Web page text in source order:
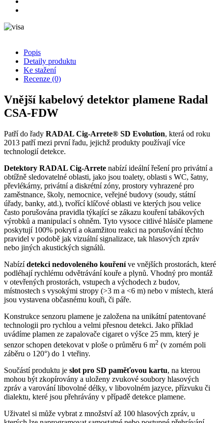
Popis
Detaily produktu
Ke stažení
Recenze (0)
Vnější kabelový detektor plamene Radal
CSA-FDW
Patří do řady RADAL Cig-Arrete® SD Evolution, která od roku
2013 patří mezi první řadu, jejichž produkty používají více
technologií detekce.
Detektory RADAL Cig-Arrete nabízí ideální řešení pro privátní a
obtížně sledovatelné oblasti, jako jsou toalety, oblasti s WC, šatny,
převlékárny, privátní a diskrétní zóny, prostory vyhrazené pro
zaměstnance, školy, nemocnice, veřejné budovy (soudy, státní
úřady, banky, atd.), tvořící klíčové oblasti ve kterých jsou velice
často porušována pravidla týkající se zákazu kouření tabákových
výrobků a manipulací s ohněm. Tyto vysoce citlivé hlásiče plamene
poskytují 100% pokrytí a okamžitou reakci na porušování těchto
pravidel v podobě jak vizuální signalizace, tak hlasových zpráv
nebo jiných akustických signálů.
Nabízídetekci nedovoleného kouřeníve vnějších prostorách, které
podléhají rychlému odvětrávání kouře a plynů. Vhodný pro montáž
v otevřených prostorách, vstupech a východech z budov,
místnostech s vysokými stropy (>3 m a <6 m) nebo v místech, která
jsou vystavena občasnému kouři, či páře.
Konstrukce senzoru plamene je založena na unikátní patentované
technologii pro rychlou a velmi přesnou detekci. Jako příklad
uvádíme plamen ze zapalovače cigaret o výšce 25 mm, který je
senzor schopen detekovat v ploše o průměru 6 m2 (v zorném poli
záběru o 120°) do 1 vteřiny.
Součástí produktu je slot pro SD paměťovou kartu, na kterou
mohou být zkopírovány a uloženy zvukové soubory hlasových
zpráv a varování libovolné délky, v libovolném jazyce, přízvuku či
dialektu, které jsou přehrávány v případě detekce plamene.
Uživatel si může vybrat z množství až 100 hlasových zpráv, u